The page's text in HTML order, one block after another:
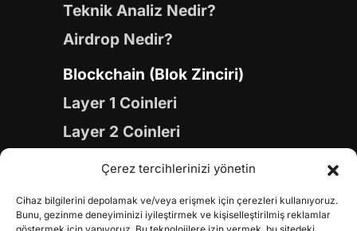
Çerez tercihlerinizi yönetin
Cihaz bilgilerini depolamak ve/veya erişmek için çerezleri kullanıyoruz.
Bunu, gezinme deneyiminizi iyileştirmek ve kişiselleştirilmiş reklamlar
Teknik Analiz Nedir?
Airdrop Nedir?
Blockchain (Blok Zinciri)
Layer 1 Coinleri
Layer 2 Coinleri
Yapay Zeka (AI) Coinleri
Gaming Coinleri